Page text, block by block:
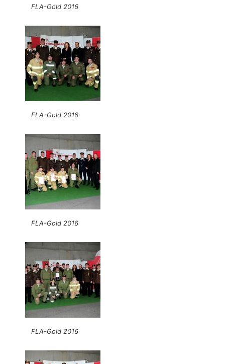
FLA-Gold 2016
FLA-Gold 2016
FLA-Gold 2016
FLA-Gold 2016